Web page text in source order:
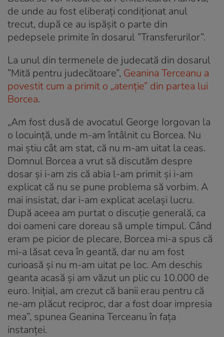
de unde au fost eliberați condiționat anul
trecut, după ce au ispășit o parte din
pedepsele primite în dosarul ”Transferurilor”.
La unul din termenele de judecată din dosarul
”Mită pentru judecătoare”, Geanina Terceanu a
povestit cum a primit o „atenție” din partea lui
Borcea.
„Am fost dusă de avocatul George Iorgovan la
o locuință, unde m-am întâlnit cu Borcea. Nu
mai știu cât am stat, că nu m-am uitat la ceas.
Domnul Borcea a vrut să discutăm despre
dosar și i-am zis că abia l-am primit și i-am
explicat că nu se pune problema să vorbim. A
mai insistat, dar i-am explicat același lucru.
După aceea am purtat o discuție generală, ca
doi oameni care doreau să umple timpul. Când
eram pe picior de plecare, Borcea mi-a spus că
mi-a lăsat ceva în geantă, dar nu am fost
curioasă și nu m-am uitat pe loc. Am deschis
geanta acasă și am văzut un plic cu 10.000 de
euro. Inițial, am crezut că banii erau pentru că
ne-am plăcut reciproc, dar a fost doar impresia
mea”, spunea Geanina Terceanu în fața
instanței.